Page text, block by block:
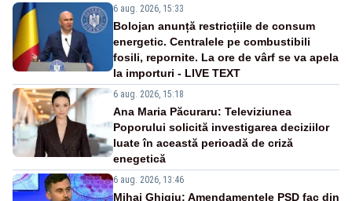
6 aug. 2026, 15:33
Bolojan anunță restricțiile de consum
energetic. Centralele pe combustibili
fosili, repornite. La ore de vârf se va apela
la importuri - LIVE TEXT
6 aug. 2026, 15:18
Ana Maria Păcuraru: Televiziunea
Poporului solicită investigarea deciziilor
luate în această perioadă de criză
enegetică
6 aug. 2026, 13:46
Mihai Ghigiu: Amendamentele PSD fac din